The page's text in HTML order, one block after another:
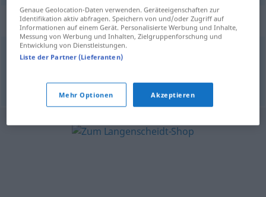
Synonyme für "Hochstapelei"
Mauschelei (ugs.),Betrug,
Genaue Geolocation-Daten verwenden. Geräteeigenschaften zur
Identifikation aktiv abfragen. Speichern von und/oder Zugriff auf
Informationen auf einem Gerät. Personalisierte Werbung und Inhalte,
Messung von Werbung und Inhalten, Zielgruppenforschung und
Entwicklung von Dienstleistungen.
Liste der Partner (Lieferanten)
Mehr Optionen Akzeptieren